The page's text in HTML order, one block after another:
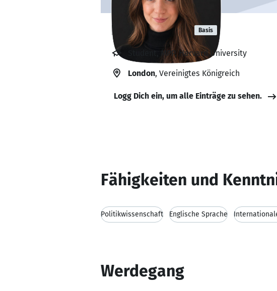
Lonny Gregg Basis
Student, MPP, Harvard University
London, Vereinigtes Königreich
Logg Dich ein, um alle Einträge zu sehen.
Fähigkeiten und
Politikwissenschaft Englische Sprache
Werdegang